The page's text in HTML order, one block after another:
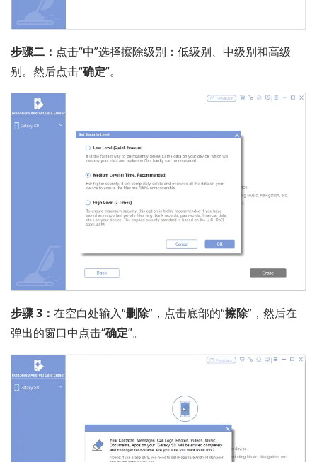
步骤二： 点击“中”选择擦除级别：低级别、中级别和高级
别。然后点击“确定”。
步骤 3： 在空白处输入“删​​除”，点击底部的“擦除”，然后在
弹出的窗口中点击“确定”。